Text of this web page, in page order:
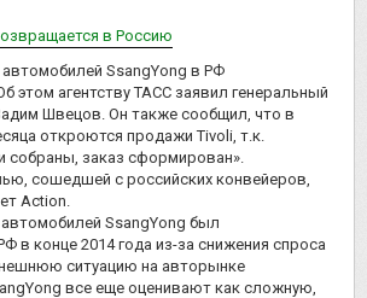
в Россию
SsangYong в РФ
этом агентству ТАСС заявил генеральный
Швецов. Он также сообщил, что в
откроются продажи Tivoli, т.к.
собраны, заказ сформирован».
сошедшей с российских конвейеров,
Action.
SsangYong был
в конце 2014 года из-за снижения спроса
ситуацию на авторынке
все еще оценивают как сложную,